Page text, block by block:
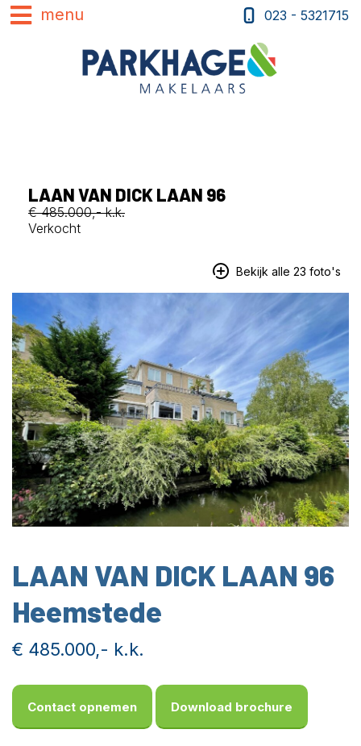
023 - 5321715
LAAN VAN DICK LAAN 96
€ 485.000,- k.k.
Verkocht
Bekijk alle 23 foto's
LAAN VAN DICK LAAN 96
Heemstede
€ 485.000,- k.k.
Contact opnemen Download brochure